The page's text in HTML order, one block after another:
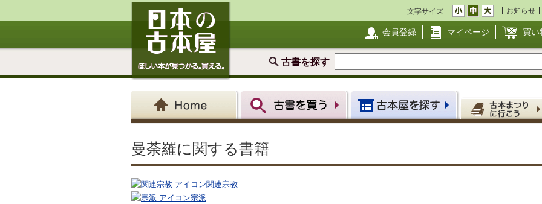
文字サイズ お知らせ
会員登録 マイページ 買い
古書を探す
曼荼羅に関する書籍
関連宗教
宗派